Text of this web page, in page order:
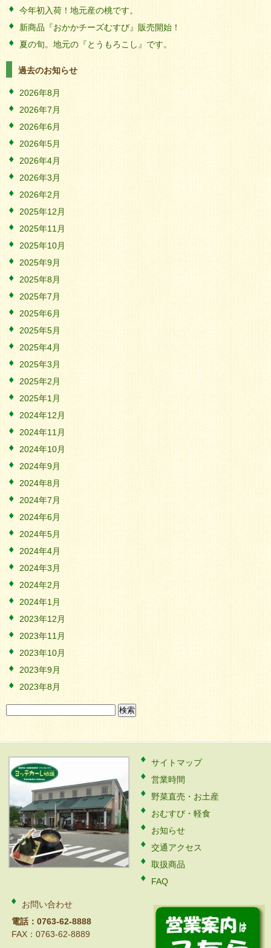
今年初入荷！地元産の桃です。
新商品『おかかチーズむすび』販売開始！
夏の旬。地元の『とうもろこし』です。
過去のお知らせ
2026年8月
2026年7月
2026年6月
2026年5月
2026年4月
2026年3月
2026年2月
2025年12月
2025年11月
2025年10月
2025年9月
2025年8月
2025年7月
2025年6月
2025年5月
2025年4月
2025年3月
2025年2月
2025年1月
2024年12月
2024年11月
2024年10月
2024年9月
2024年8月
2024年7月
2024年6月
2024年5月
2024年4月
2024年3月
2024年2月
2024年1月
2023年12月
2023年11月
2023年10月
2023年9月
2023年8月
サイトマップ
営業時間
野菜直売・お土産
おむすび・軽食
お知らせ
交通アクセス
取扱商品
FAQ
お問い合わせ
電話：0763-62-8888
FAX：0763-62-8889